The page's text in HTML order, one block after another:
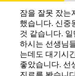
잠을 잘못 잤는
했습니다. 신중
것 같습니다.
하시는 선생님
는데도 대기시
좋았습니다. 선